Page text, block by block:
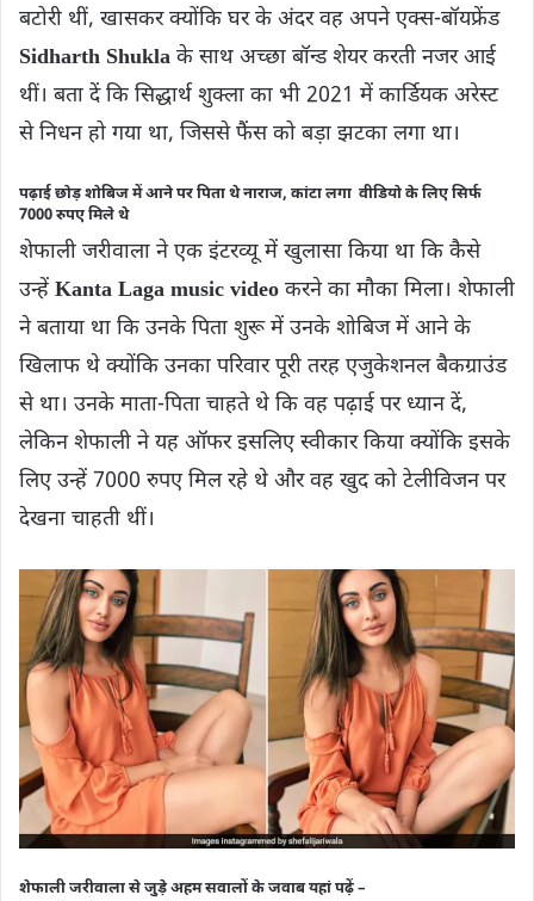
बटोरी थीं, खासकर क्योंकि घर के अंदर वह अपने एक्स-बॉयफ्रेंड
Sidharth Shukla के साथ अच्छा बॉन्ड शेयर करती नजर आई
थीं। बता दें कि सिद्धार्थ शुक्ला का भी 2021 में कार्डियक अरेस्ट
से निधन हो गया था, जिससे फैंस को बड़ा झटका लगा था।
पढ़ाई छोड़ शोबिज में आने पर पिता थे नाराज, कांटा लगा वीडियो के लिए सिर्फ
7000 रुपए मिले थे
शेफाली जरीवाला ने एक इंटरव्यू में खुलासा किया था कि कैसे
उन्हें Kanta Laga music video करने का मौका मिला। शेफाली
ने बताया था कि उनके पिता शुरू में उनके शोबिज में आने के
खिलाफ थे क्योंकि उनका परिवार पूरी तरह एजुकेशनल बैकग्राउंड
से था। उनके माता-पिता चाहते थे कि वह पढ़ाई पर ध्यान दें,
लेकिन शेफाली ने यह ऑफर इसलिए स्वीकार किया क्योंकि इसके
लिए उन्हें 7000 रुपए मिल रहे थे और वह खुद को टेलीविजन पर
देखना चाहती थीं।
शेफाली जरीवाला से जुड़े अहम सवालों के जवाब यहां पढ़ें –